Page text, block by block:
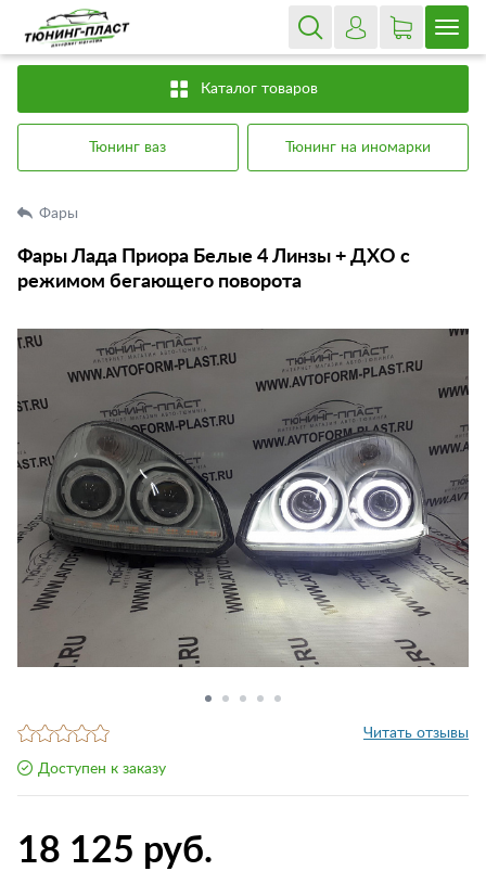
Каталог товаров
Тюнинг ваз Тюнинг на иномарки
Фары
Фары Лада Приора Белые 4 Линзы + ДХО с
режимом бегающего поворота
Читать отзывы
Доступен к заказу
18 125 руб.